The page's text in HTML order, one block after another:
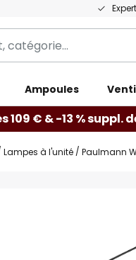
Ampoules
109 € & -13 % suppl.
Lampes à l'unité Paulmann